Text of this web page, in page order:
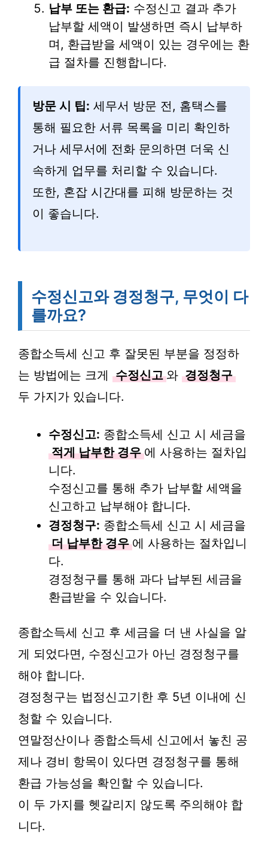
납부 또는 환급: 수정신고 결과 추가
납부할 세액이 발생하면 즉시 납부하
며, 환급받을 세액이 있는 경우에는 환
급 절차를 진행합니다.
방문 시 팁: 세무서 방문 전, 홈택스를
통해 필요한 서류 목록을 미리 확인하
거나 세무서에 전화 문의하면 더욱 신
속하게 업무를 처리할 수 있습니다.
또한, 혼잡 시간대를 피해 방문하는 것
이 좋습니다.
수정신고와 경정청구, 무엇이 다
를까요?
종합소득세 신고 후 잘못된 부분을 정정하
는 방법에는 크게 수정신고 와 경정청구
두 가지가 있습니다.
수정신고: 종합소득세 신고 시 세금을
적게 납부한 경우 에 사용하는 절차입
니다.
수정신고를 통해 추가 납부할 세액을
신고하고 납부해야 합니다.
경정청구: 종합소득세 신고 시 세금을
더 납부한 경우 에 사용하는 절차입니
다.
경정청구를 통해 과다 납부된 세금을
환급받을 수 있습니다.
종합소득세 신고 후 세금을 더 낸 사실을 알
게 되었다면, 수정신고가 아닌 경정청구를
해야 합니다.
경정청구는 법정신고기한 후 5년 이내에 신
청할 수 있습니다.
연말정산이나 종합소득세 신고에서 놓친 공
제나 경비 항목이 있다면 경정청구를 통해
환급 가능성을 확인할 수 있습니다.
이 두 가지를 헷갈리지 않도록 주의해야 합
니다.